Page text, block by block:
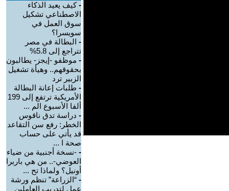
-كيف يعيد الذكاء
الاصطناعي تشكيل
سوق العمل في
سويسرا؟
- البطالة في مصر
تتراجع إلى 5.8%
- موظفو -إيجز- يطالبون
بحقوقهم.. وهيأة تشغيل
الزبير ترد
- طلبات إعانة البطالة
الأمريكية ترتفع إلى 199
ألفا الأسبوع الم ...
- دراسة تدق ناقوس
الخطر: رفع سن التقاعد
قد يأتي على حساب
صحة ا ...
- -نسخة أجنبية من ضياء
العوضي-.. من هي باربرا
أونيل؟ ولماذا تح ...
- “الزراعة” تنظم ورشة
عمل لتدريب العاملين